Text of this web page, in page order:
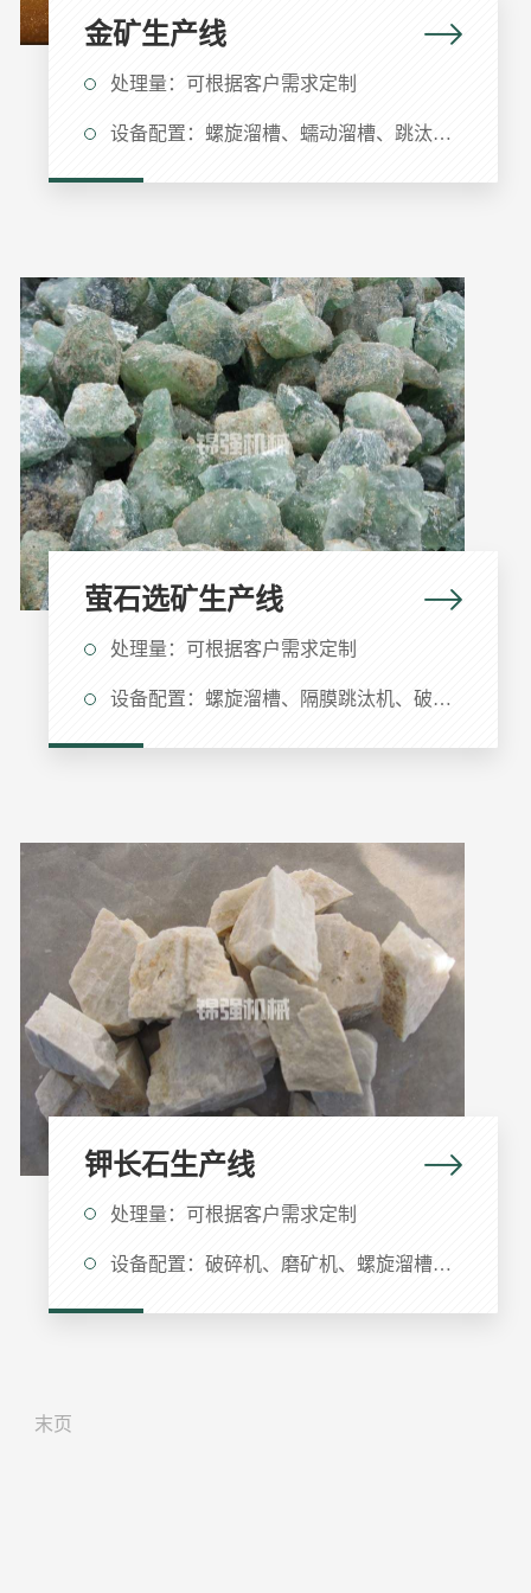
金矿生产线
处理量：可根据客户需求定制
设备配置：螺旋溜槽、蠕动溜槽、跳汰机、离心选矿机、摇床等设备
萤石选矿生产线
处理量：可根据客户需求定制
设备配置：螺旋溜槽、隔膜跳汰机、破碎机、给料机、球磨机、搅拌槽、浮选机等
钾长石生产线
处理量：可根据客户需求定制
设备配置：破碎机、磨矿机、螺旋溜槽、摇床、磁选机、浮选机等
末页